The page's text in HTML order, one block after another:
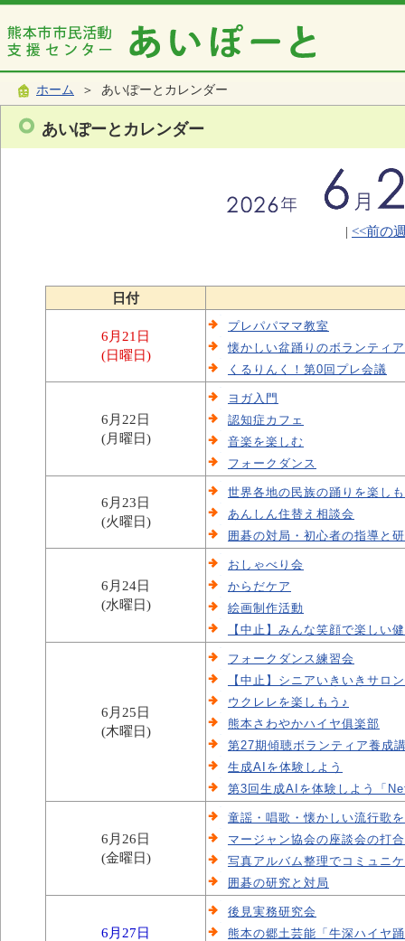
ホーム ＞ あいぽーとカレンダー
あいぽーとカレンダー
| <<前の
日付
6月21日
(日曜日)
プレパパママ教室
懐かしい盆踊りのボランティ
くるりんく！第0回プレ会議
6月22日
(月曜日)
ヨガ入門
認知症カフェ
音楽を楽しむ
フォークダンス
6月23日
(火曜日)
世界各地の民族の踊りを楽し
あんしん住替え相談会
囲碁の対局・初心者の指導と
6月24日
(水曜日)
おしゃべり会
からだケア
絵画制作活動
【中止】みんな笑顔で楽しい
6月25日
(木曜日)
フォークダンス練習会
【中止】シニアいきいきサロン
ウクレレを楽しもう♪
熊本さわやかハイヤ俱楽部
第27期傾聴ボランティア養成
生成AIを体験しよう
第3回生成AIを体験しよう「
6月26日
(金曜日)
童謡・唱歌・懐かしい流行歌
マージャン協会の座談会の打
写真アルバム整理でコミュニ
囲碁の研究と対局
6月27日
後見実務研究会
熊本の郷土芸能「牛深ハイヤ